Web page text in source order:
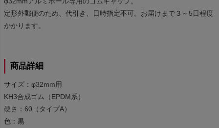
定形外郵便のため、代引き、日時指定不可。お届けまで３～5日程度
かかります。
商品詳細
サイズ：φ32mm用
KH3合成ゴム（EPDM系）
硬さ：60（タイプA）
色：黒